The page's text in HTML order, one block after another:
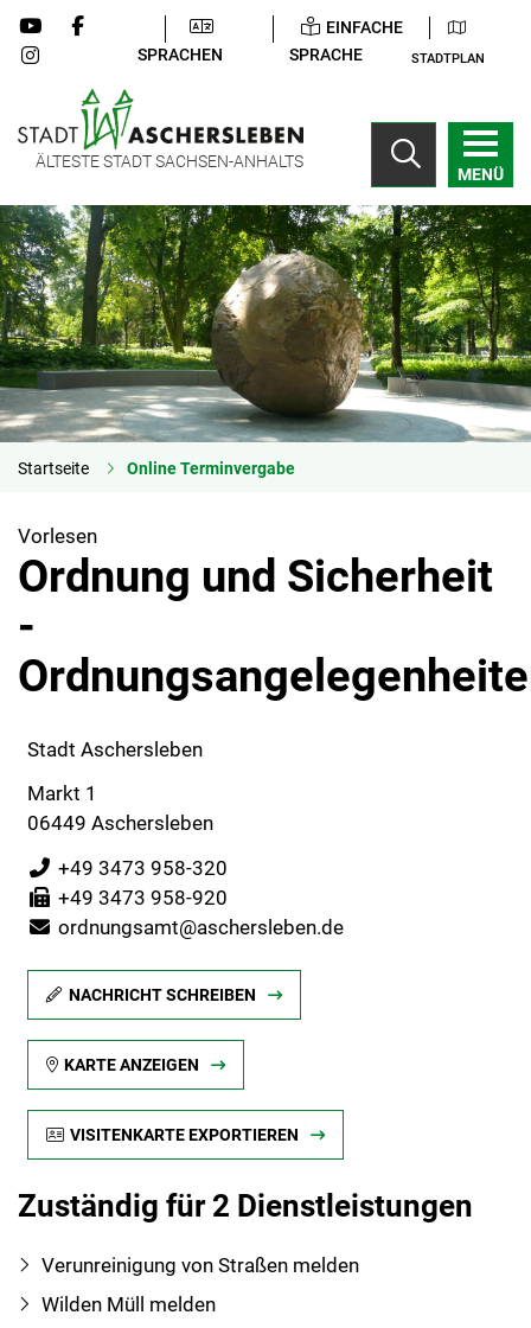
SPRACHEN
EINFACHE
SPRACHE
STADTPLAN
ÄLTESTE STADT SACHSEN-ANHALTS
MENÜ
Startseite Online Terminvergabe
Vorlesen
Ordnung und Sicherheit
-
Stadt Aschersleben
Markt 1
06449 Aschersleben
+49 3473 958-320
+49 3473 958-920
ordnungsamt@aschersleben.de
NACHRICHT SCHREIBEN
KARTE ANZEIGEN
VISITENKARTE EXPORTIEREN
Zuständig für 2 Dienstleistungen
Verunreinigung von Straßen melden
Wilden Müll melden